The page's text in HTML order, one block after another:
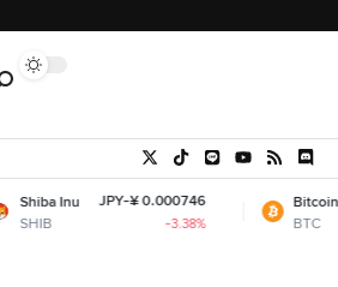
JPY-¥ 0.000746
Bitcoin
BTC
JPY-¥